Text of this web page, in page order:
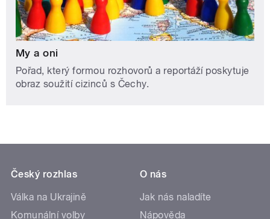
My a oni
Pořad, který formou rozhovorů a reportáží poskytuje
obraz soužití cizinců s Čechy.
Český rozhlas
Válka na Ukrajině
Komunální volby
O nás
Jak nás naladíte
Nápověda